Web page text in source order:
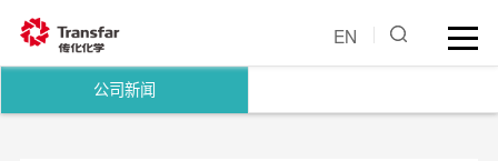
EN
公司新闻